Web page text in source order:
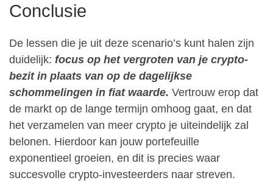
Conclusie
De lessen die je uit deze scenario’s kunt halen zijn
duidelijk: focus op het vergroten van je crypto-
bezit in plaats van op de dagelijkse
schommelingen in fiat waarde. Vertrouw erop dat
de markt op de lange termijn omhoog gaat, en dat
het verzamelen van meer crypto je uiteindelijk zal
belonen. Hierdoor kan jouw portefeuille
exponentieel groeien, en dit is precies waar
succesvolle crypto-investeerders naar streven.